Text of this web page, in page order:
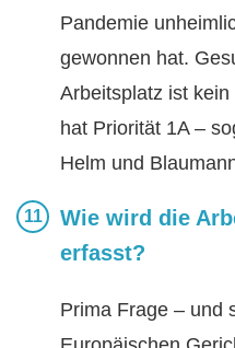
Pandemie
gewonnen hat.
Arbeitsplatz ist
hat Priorität 1A –
Helm und
Wie wird die
erfasst?
Prima Frage – und